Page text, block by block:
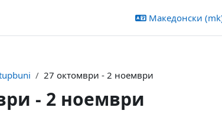
Македонски
27 октомври - 2 ноември
- 2 ноември